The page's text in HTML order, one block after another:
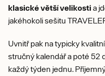
klasické větší velikosti a
jakéhokoli sešitu
Uvnitř pak na typicky
stručný kalendář a poté 52
každý týden jednu.